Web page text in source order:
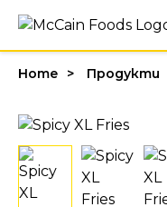
Home Продукти